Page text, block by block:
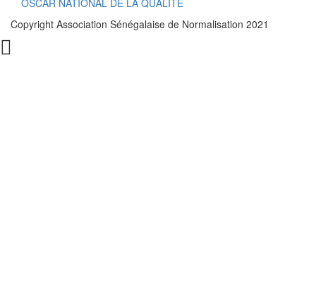
OSCAR NATIONAL DE LA QUALITÉ
Copyright Association Sénégalaise de Normalisation 2021